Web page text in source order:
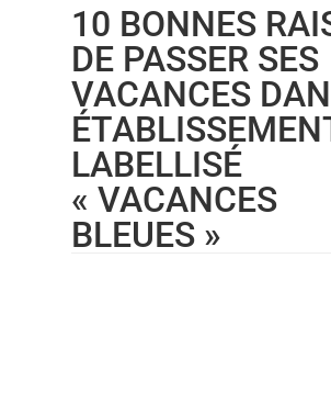
10 BONNES
DE PASSER SES
VACANCES
LABELLISÉ
« VACANCES
BLEUES »